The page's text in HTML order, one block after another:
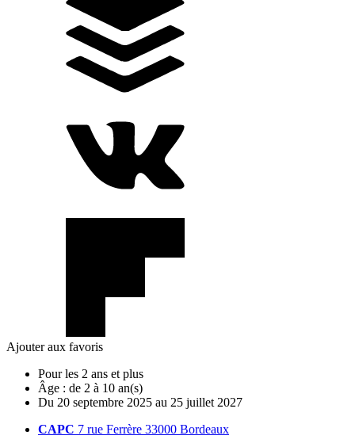
Ajouter aux favoris
Pour les 2 ans et plus
Âge : de 2 à 10 an(s)
Du 20 septembre 2025 au 25 juillet 2027
CAPC 7 rue Ferrère 33000 Bordeaux